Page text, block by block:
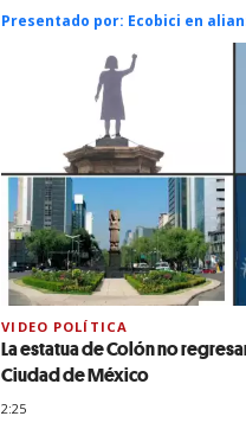
Presentado por: Ecobici en
VIDEO POLÍTICA
La estatua de Colón no
Ciudad de México
2:25